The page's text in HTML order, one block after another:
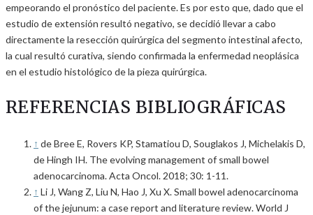
empeorando el pronóstico del paciente. Es por esto que, dado que el
estudio de extensión resultó negativo, se decidió llevar a cabo
directamente la resección quirúrgica del segmento intestinal afecto,
la cual resultó curativa, siendo confirmada la enfermedad neoplásica
en el estudio histológico de la pieza quirúrgica.
REFERENCIAS BIBLIOGRÁFICAS
↑ de Bree E, Rovers KP, Stamatiou D, Souglakos J, Michelakis D,
de Hingh IH. The evolving management of small bowel
adenocarcinoma. Acta Oncol. 2018; 30: 1-11.
↑ Li J, Wang Z, Liu N, Hao J, Xu X. Small bowel adenocarcinoma
of the jejunum: a case report and literature review. World J